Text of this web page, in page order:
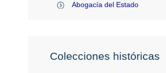
Abogacía del Estado
Colecciones históricas